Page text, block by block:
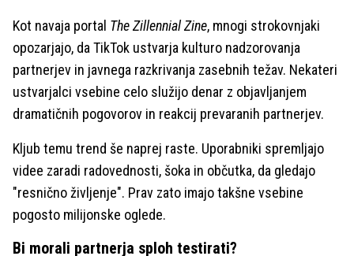
Kot navaja portal The Zillennial Zine, mnogi strokovnjaki
opozarjajo, da TikTok ustvarja kulturo nadzorovanja
partnerjev in javnega razkrivanja zasebnih težav. Nekateri
ustvarjalci vsebine celo služijo denar z objavljanjem
dramatičnih pogovorov in reakcij prevaranih partnerjev.
Kljub temu trend še naprej raste. Uporabniki spremljajo
videe zaradi radovednosti, šoka in občutka, da gledajo
"resnično življenje". Prav zato imajo takšne vsebine
pogosto milijonske oglede.
Bi morali partnerja sploh testirati?